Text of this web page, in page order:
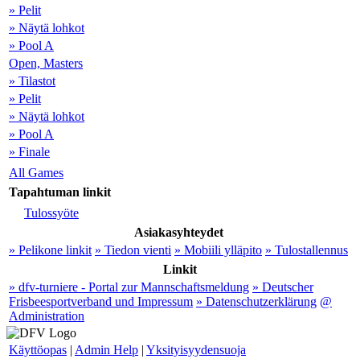
» Pelit
» Näytä lohkot
» Pool A
Open, Masters
» Tilastot
» Pelit
» Näytä lohkot
» Pool A
» Finale
All Games
Tapahtuman linkit
Tulossyöte
Asiakasyhteydet
» Pelikone linkit » Tiedon vienti » Mobiili ylläpito » Tulostallennus
Linkit
» dfv-turniere - Portal zur Mannschaftsmeldung » Deutscher
Frisbeesportverband und Impressum » Datenschutzerklärung @
Administration
Käyttöopas | Admin Help | Yksityisyydensuoja